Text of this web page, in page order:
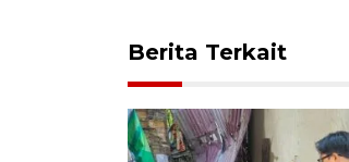
Berita Terkait